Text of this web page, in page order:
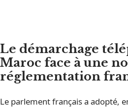
Le démarchage
Maroc face à une
réglementation
Le parlement français a adopté,